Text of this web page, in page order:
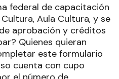
federal de capacitación
Aula Cultura, y se
aprobación y créditos
Quienes quieran
este formulario
cuenta con cupo